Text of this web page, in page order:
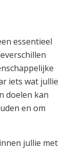
essentieel
iets wat jullie
doelen kan
en om
jullie met